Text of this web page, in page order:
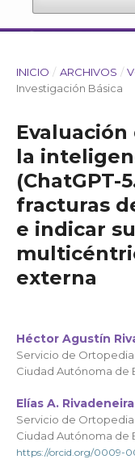
INICIO / ARCHIVOS /
Investigación Básica
la
(ChatGPT-
fracturas
e indicar
externa
Héctor Agustín
Servicio de Ortopedia
Ciudad Autónoma de
Elías A.
Servicio de Ortopedia
Ciudad Autónoma de
https://orcid.org/0009-